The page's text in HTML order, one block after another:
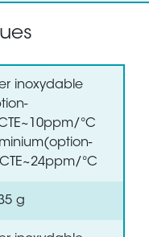
inoxydable
°C
°C
g